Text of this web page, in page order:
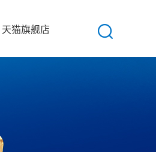
天猫旗舰店